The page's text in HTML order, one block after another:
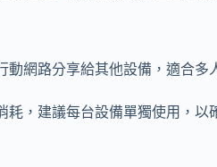
動網路分享給其他設備，適合
，建議每台設備單獨使用，以